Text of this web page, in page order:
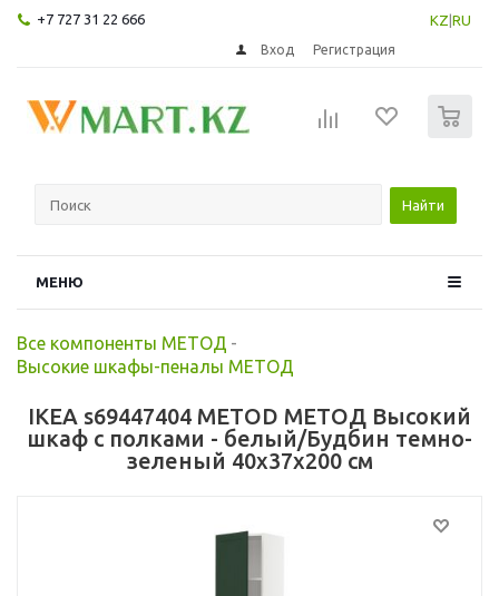
+7 727 31 22 666 KZ RU
Вход Регистрация
Найти
МЕНЮ
Все компоненты МЕТОД -
Высокие шкафы-пеналы МЕТОД
IKEA s69447404 METOD МЕТОД Высокий
шкаф с полками - белый/Будбин темно-
зеленый 40x37x200 см